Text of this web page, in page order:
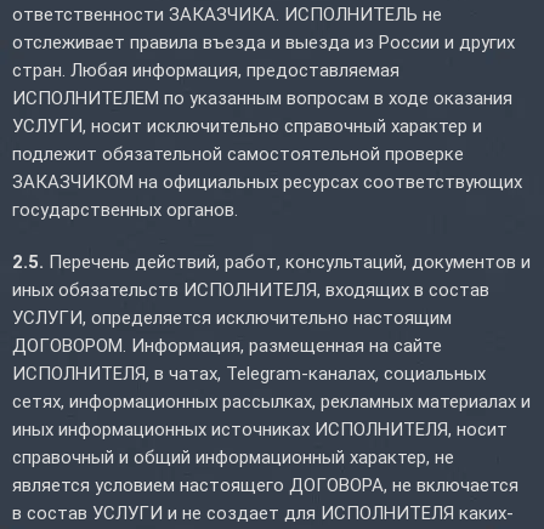
ответственности ЗАКАЗЧИКА. ИСПОЛНИТЕЛЬ не
отслеживает правила въезда и выезда из России и других
стран. Любая информация, предоставляемая
ИСПОЛНИТЕЛЕМ по указанным вопросам в ходе оказания
УСЛУГИ, носит исключительно справочный характер и
подлежит обязательной самостоятельной проверке
ЗАКАЗЧИКОМ на официальных ресурсах соответствующих
государственных органов.
2.5. Перечень действий, работ, консультаций, документов и
иных обязательств ИСПОЛНИТЕЛЯ, входящих в состав
УСЛУГИ, определяется исключительно настоящим
ДОГОВОРОМ. Информация, размещенная на сайте
ИСПОЛНИТЕЛЯ, в чатах, Telegram-каналах, социальных
сетях, информационных рассылках, рекламных материалах и
иных информационных источниках ИСПОЛНИТЕЛЯ, носит
справочный и общий информационный характер, не
является условием настоящего ДОГОВОРА, не включается
в состав УСЛУГИ и не создает для ИСПОЛНИТЕЛЯ каких-